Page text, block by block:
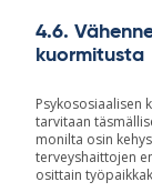
4.6.
kuormitusta
Psykososiaalisen
tarvitaan
monilta osin
terveyshaittojen
osittain